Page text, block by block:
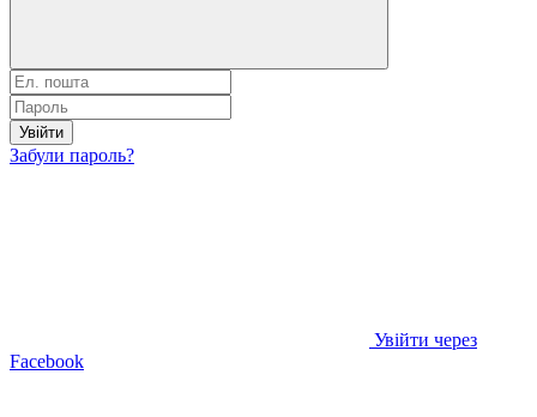
Увійти
Забули пароль?
Увійти через
Facebook